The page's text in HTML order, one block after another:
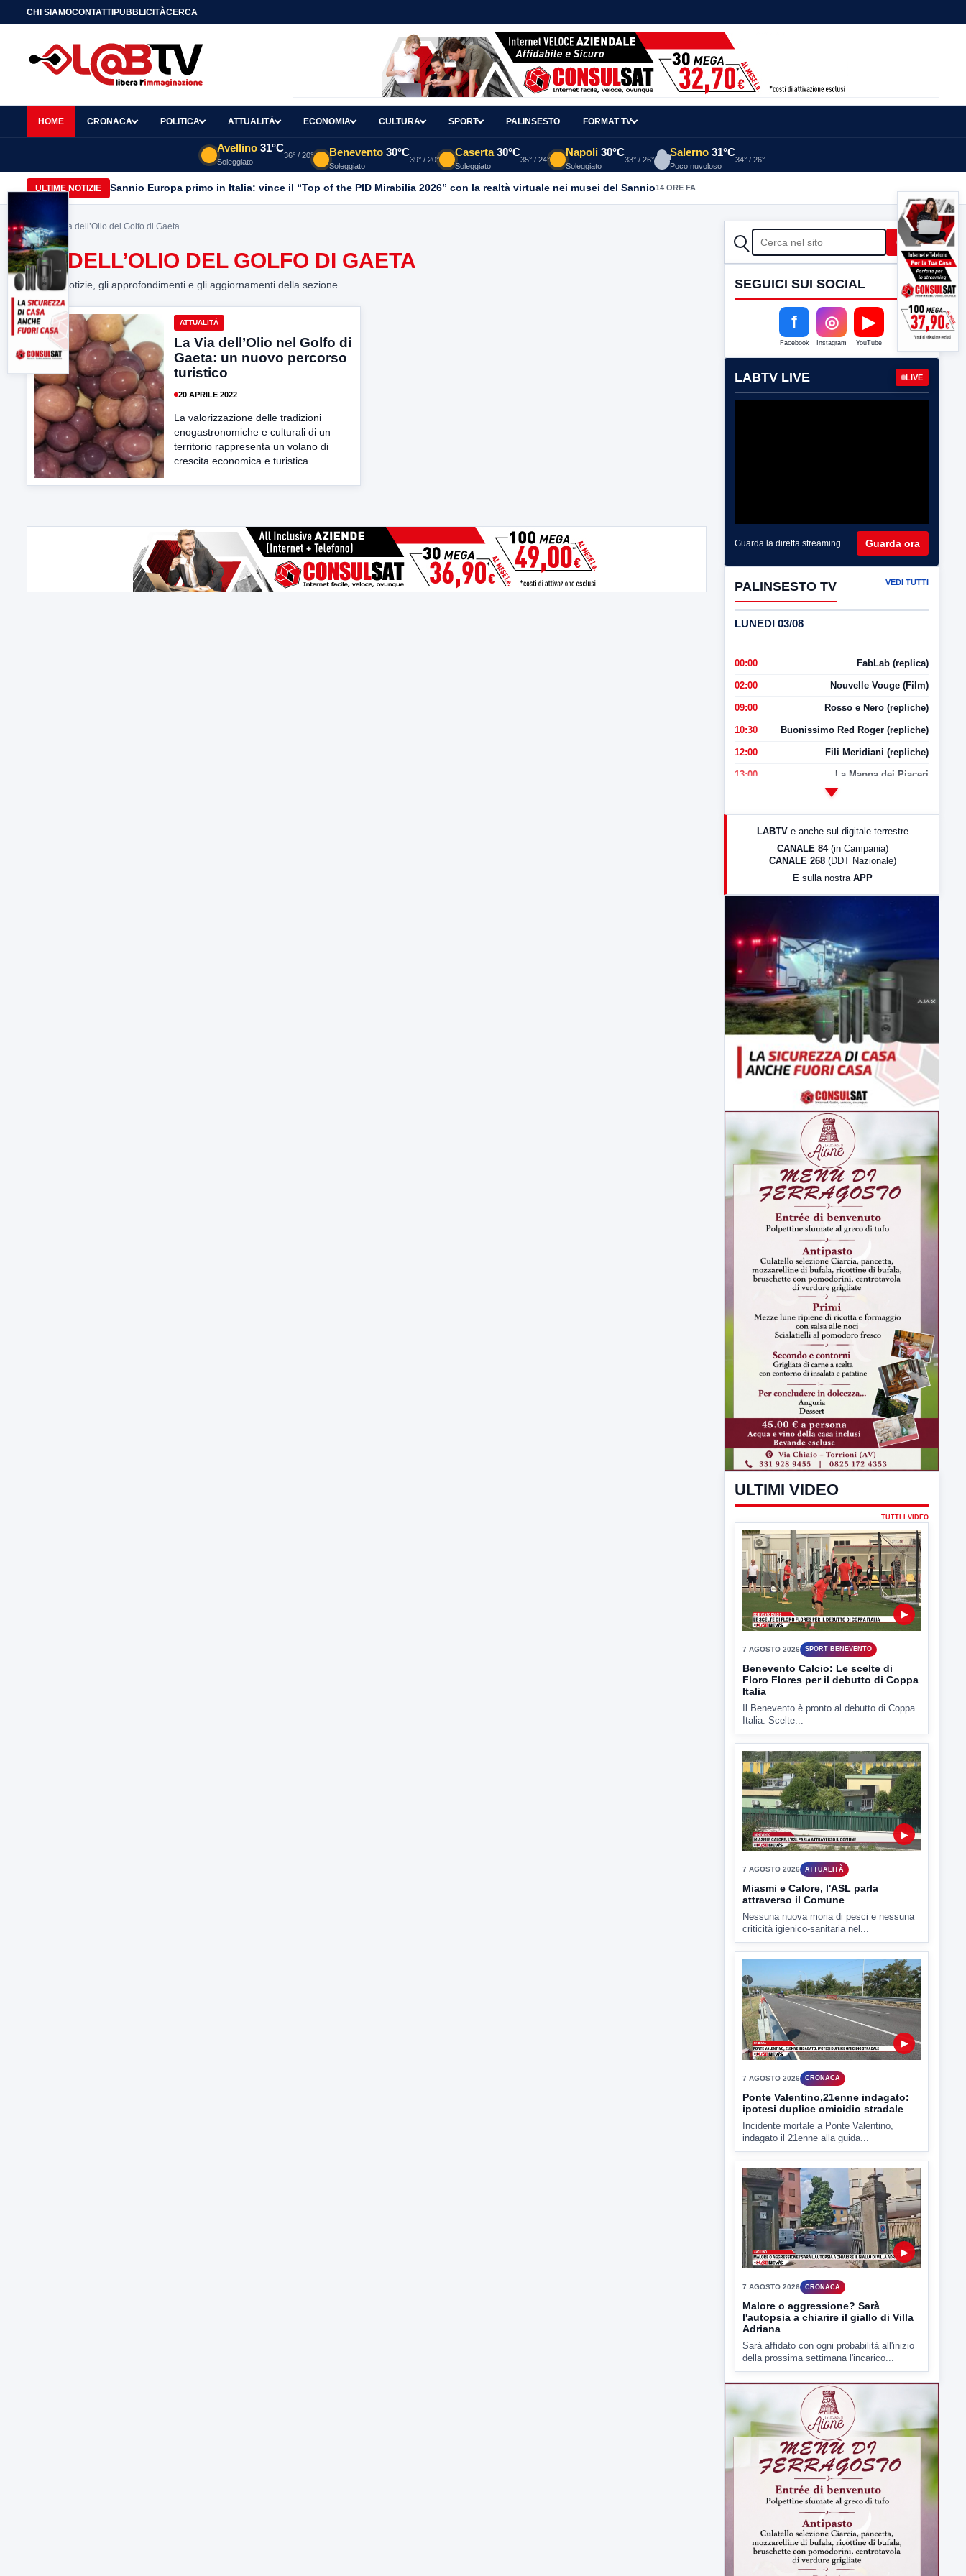
CHI SIAMOCONTATTIPUBBLICITÀCERCA
HOME CRONACA POLITICA ATTUALITÀ ECONOMIA CULTURA SPORT PALINSESTO FORMAT TV
Avellino 31°C
Soleggiato
36° / 20° Benevento 30°C
Soleggiato
39° / 20°
Caserta 30°C
Soleggiato
35° / 24°
Napoli 30°C
Soleggiato
33° / 26°
Salerno 31°C
Poco nuvoloso
34° / 26°
ULTIME NOTIZIE Sannio Europa primo in Italia: vince il “Top of the PID Mirabilia 2026” con la realtà virtuale nei musei del Sannio14 ORE FA
Home> Via dell’Olio del Golfo di Gaeta
VIA DELL’OLIO DEL GOLFO DI GAETA
Tutte le notizie, gli approfondimenti e gli aggiornamenti della sezione.
ATTUALITÀ
La Via dell’Olio nel Golfo di
Gaeta: un nuovo percorso
turistico
20 APRILE 2022
La valorizzazione delle tradizioni
enogastronomiche e culturali di un
territorio rappresenta un volano di
crescita economica e turistica...
CERCA Cerca
SEGUICI SUI SOCIAL
f
Facebook
◎
Instagram
▶
YouTube
LABTV LIVE LIVE
Guarda la diretta streaming Guarda ora
PALINSESTO TV VEDI TUTTI
LUNEDI 03/08
00:00 FabLab (replica)
02:00 Nouvelle Vouge (Film)
09:00 Rosso e Nero (repliche)
10:30 Buonissimo Red Roger (repliche)
12:00 Fili Meridiani (repliche)
13:00 La Mappa dei Piaceri
LabNews (Diretta)
LABTV e anche sul digitale terrestre
CANALE 84 (in Campania)
CANALE 268 (DDT Nazionale)
E sulla nostra APP
ULTIMI VIDEO
TUTTI I VIDEO
▶
7 AGOSTO 2026 SPORT BENEVENTO
Benevento Calcio: Le scelte di
Floro Flores per il debutto di Coppa
Italia
Il Benevento è pronto al debutto di Coppa
Italia. Scelte...
▶
7 AGOSTO 2026 ATTUALITÀ
Miasmi e Calore, l'ASL parla
attraverso il Comune
Nessuna nuova moria di pesci e nessuna
criticità igienico-sanitaria nel...
▶
7 AGOSTO 2026 CRONACA
Ponte Valentino,21enne indagato:
ipotesi duplice omicidio stradale
Incidente mortale a Ponte Valentino,
indagato il 21enne alla guida...
▶
7 AGOSTO 2026 CRONACA
Malore o aggressione? Sarà
l'autopsia a chiarire il giallo di Villa
Adriana
Sarà affidato con ogni probabilità all'inizio
della prossima settimana l'incarico...